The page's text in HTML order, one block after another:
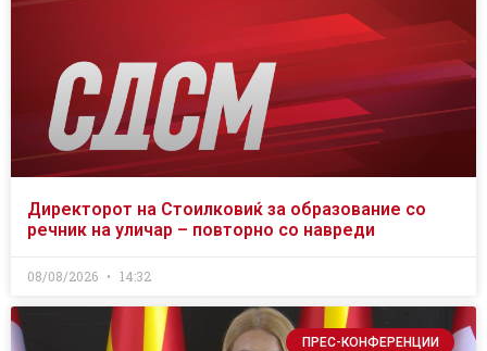
Директорот на Стоилковиќ за образование со
речник на уличар – повторно со навреди
08/08/2026 14:32
ПРЕС-КОНФЕРЕНЦИИ